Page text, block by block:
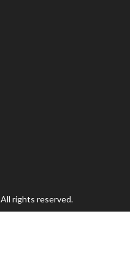
rights reserved.